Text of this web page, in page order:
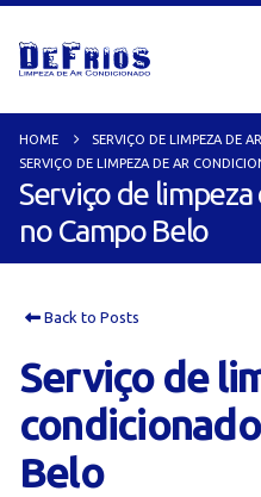
HOME
SERVIÇO DE LIMPEZA DE
SERVIÇO DE LIMPEZA DE AR
Serviço de
no Campo Belo
Back to Posts
Serviço de
Belo